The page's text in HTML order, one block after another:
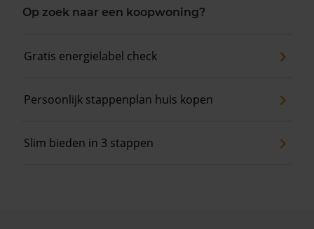
Op zoek naar een koopwoning?
Gratis energielabel check
Persoonlijk stappenplan huis kopen
Slim bieden in 3 stappen